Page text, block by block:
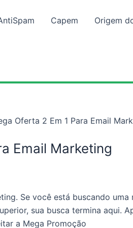
Capem Origem
Oferta 2 Em 1 Para Email
Email Marketing
Se você está buscando uma
sua busca termina aqui.
a Mega Promoção